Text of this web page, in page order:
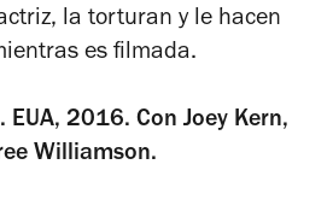
la torturan y le hacen
es filmada.
2016. Con Joey Kern,
Williamson.